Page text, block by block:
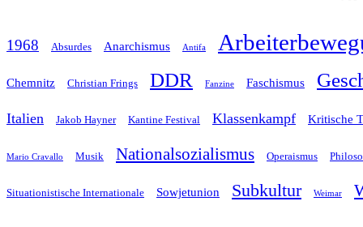
1968 Absurdes Anarchismus Antifa
Chemnitz Christian Frings DDR Fanzine Faschismus
Italien Jakob Hayner Kantine Festival Klassenkampf Kritische
Mario Cravallo Musik Nationalsozialismus Operaismus
Situationistische Internationale Sowjetunion Subkultur Weimar